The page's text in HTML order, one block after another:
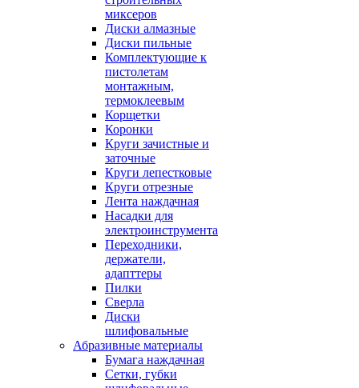
миксеров
Диски алмазные
Диски пильные
Комплектующие к
пистолетам
монтажным,
термоклеевым
Корщетки
Коронки
Круги зачистные и
заточные
Круги лепестковые
Круги отрезные
Лента наждачная
Насадки для
электроинструмента
Переходники,
держатели,
адапттеры
Пилки
Сверла
Диски
шлифовальные
Абразивные материалы
Бумага наждачная
Сетки, губки